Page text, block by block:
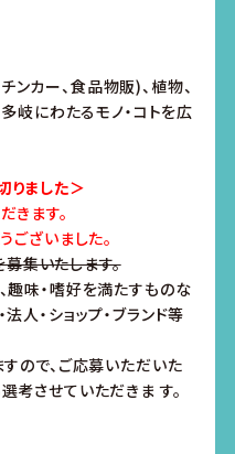
ンカー、食品物販)、植物、
多岐にわたるモノ・コトを広
ました＞
きます。
ございました。
集いたします。
趣味・嗜好を満たすものな
人・ショップ・ブランド等
ので、ご応募いただいた
考させていただきま す。